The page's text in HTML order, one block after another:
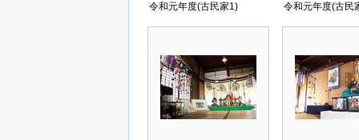
令和元年度(古民家1) 令和元年度(古民